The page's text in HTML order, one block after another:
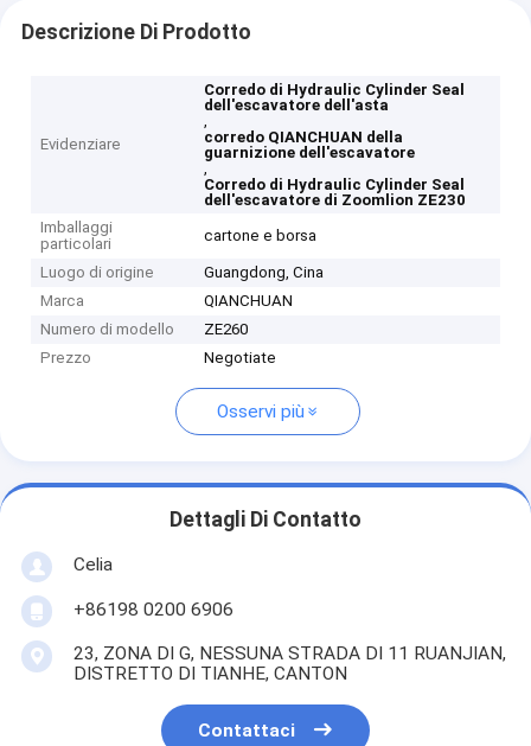
Descrizione Di Prodotto
Evidenziare
Corredo di Hydraulic Cylinder Seal
dell'escavatore dell'asta
,
corredo QIANCHUAN della
guarnizione dell'escavatore
,
Corredo di Hydraulic Cylinder Seal
dell'escavatore di Zoomlion ZE230
Imballaggi
particolari
cartone e borsa
Luogo di origine
Guangdong, Cina
Marca
QIANCHUAN
Numero di modello
ZE260
Prezzo
Negotiate
Osservi più
Dettagli Di Contatto
Celia
+86198 0200 6906
23, ZONA DI G, NESSUNA STRADA DI 11 RUANJIAN,
DISTRETTO DI TIANHE, CANTON
Contattaci